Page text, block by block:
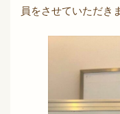
員をさせていただき